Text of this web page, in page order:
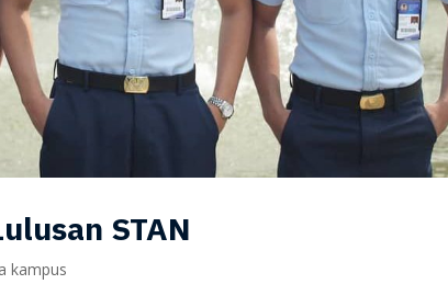
STAN
kampus